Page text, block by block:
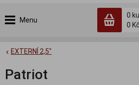
Menu
0
0 Kč
EXTERNÍ 2,5"
Patriot